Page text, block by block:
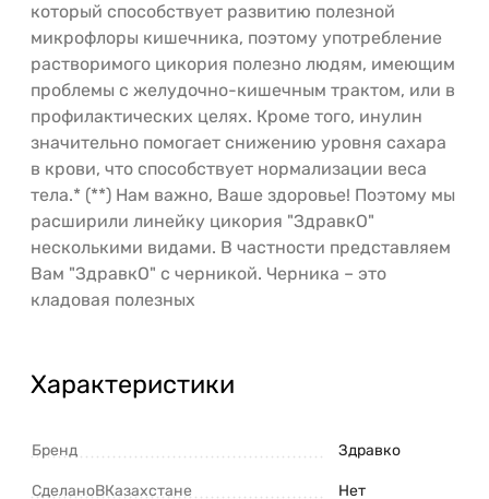
который способствует развитию полезной
микрофлоры кишечника, поэтому употребление
растворимого цикория полезно людям, имеющим
проблемы с желудочно-кишечным трактом, или в
профилактических целях. Кроме того, инулин
значительно помогает снижению уровня сахара
в крови, что способствует нормализации веса
тела.* (**) Нам важно, Ваше здоровье! Поэтому мы
расширили линейку цикория "ЗдравкО"
несколькими видами. В частности представляем
Вам "ЗдравкО" с черникой. Черника – это
кладовая полезных
Характеристики
Бренд Здравко
СделаноВКазахстане Нет